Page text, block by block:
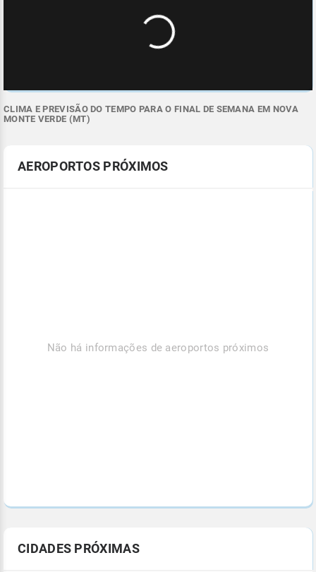
CLIMA E PREVISÃO DO TEMPO PARA O FINAL DE SEMANA EM NOVA
MONTE VERDE (MT)
AEROPORTOS PRÓXIMOS
Não há informações de aeroportos próximos
CIDADES PRÓXIMAS